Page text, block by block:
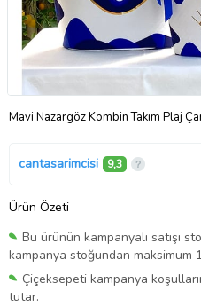
Mavi Nazargöz Kombin Takım Plaj
cantasarimcisi 9,3
Ürün Özeti
Bu ürünün kampanyalı satışı
kampanya stoğundan maksimum
Çiçeksepeti kampanya
tutar.